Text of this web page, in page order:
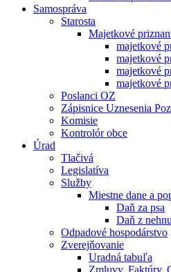
Samospráva
Starosta
Majetkové
majetkové
majetkové
majetkové
majetkové
Poslanci OZ
Zápisnice Uznesenia
Komisie
Kontrolór obce
Úrad
Tlačivá
Legislatíva
Služby
Miestne dane a
Daň za psa
Daň z
Odpadové hospodárstvo
Zverejňovanie
Uradná tabuľa
Zmluvy, Faktúry,